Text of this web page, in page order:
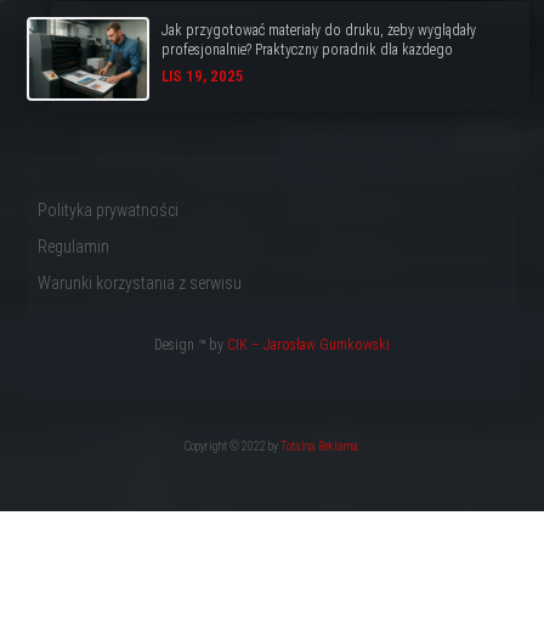
Jak przygotować materiały do druku, żeby wyglądały
profesjonalnie? Praktyczny poradnik dla każdego
LIS 19, 2025
Polityka prywatności
Regulamin
Warunki korzystania z serwisu
Design ™ by CIK – Jarosław Gumkowski
Copyright © 2022 byTotalna Reklama